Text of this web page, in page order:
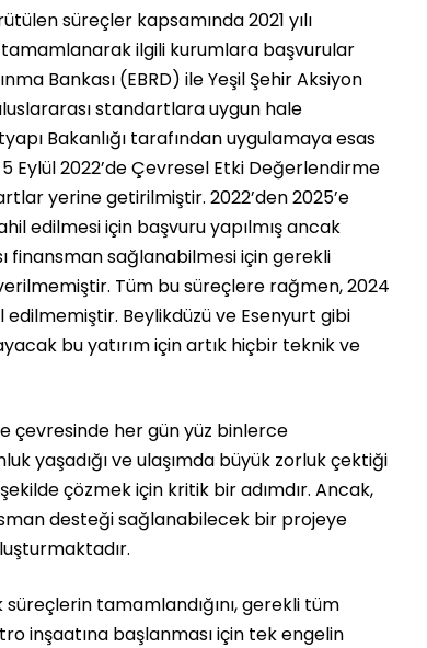
süreçler kapsamında 2021 yılı
tamamlanarak ilgili kurumlara başvurular
Bankası (EBRD) ile Yeşil Şehir Aksiyon
standartlara uygun hale
Bakanlığı tarafından uygulamaya esas
Eylül 2022’de Çevresel Etki Değerlendirme
yerine getirilmiştir. 2022’den 2025’e
edilmesi için başvuru yapılmış ancak
finansman sağlanabilmesi için gerekli
Tüm bu süreçlere rağmen, 2024
edilmemiştir. Beylikdüzü ve Esenyurt gibi
bu yatırım için artık hiçbir teknik ve
çevresinde her gün yüz binlerce
yaşadığı ve ulaşımda büyük zorluk çektiği
çözmek için kritik bir adımdır. Ancak,
desteği sağlanabilecek bir projeye
tamamlandığını, gerekli tüm
inşaatına başlanması için tek engelin